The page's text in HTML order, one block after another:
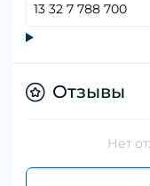
13 32 7 788 700
Отзывы
Нет